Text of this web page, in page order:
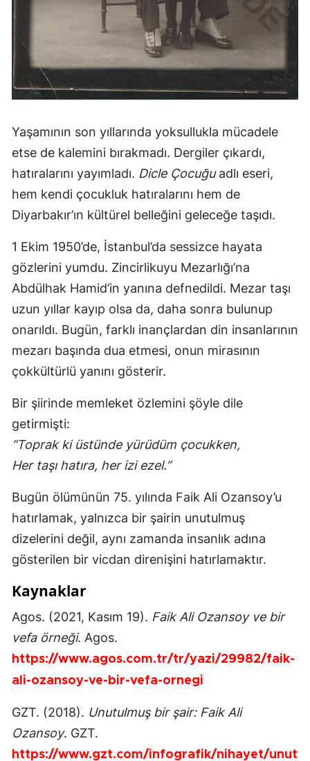
Yaşamının son yıllarında yoksullukla mücadele
etse de kalemini bırakmadı. Dergiler çıkardı,
hatıralarını yayımladı. Dicle Çocuğuadlı eseri,
hem kendi çocukluk hatıralarını hem de
Diyarbakır’ın kültürel belleğini geleceğe taşıdı.
1 Ekim 1950’de, İstanbul’da sessizce hayata
gözlerini yumdu. Zincirlikuyu Mezarlığı’na
Abdülhak Hamid’in yanına defnedildi. Mezar taşı
uzun yıllar kayıp olsa da, daha sonra bulunup
onarıldı. Bugün, farklı inançlardan din insanlarının
mezarı başında dua etmesi, onun mirasının
çokkültürlü yanını gösterir.
Bir şiirinde memleket özlemini şöyle dile
getirmişti:
“Toprak ki üstünde yürüdüm çocukken,
Her taşı hatıra, her izi ezel.”
Bugün ölümünün 75. yılında Faik Ali Ozansoy’u
hatırlamak, yalnızca bir şairin unutulmuş
dizelerini değil, aynı zamanda insanlık adına
gösterilen bir vicdan direnişini hatırlamaktır.
Kaynaklar
Agos. (2021, Kasım 19). Faik Ali Ozansoy ve bir
vefa örneği. Agos.
https://www.agos.com.tr/tr/yazi/29982/faik-
ali-ozansoy-ve-bir-vefa-ornegi
GZT. (2018). Unutulmuş bir şair: Faik Ali
Ozansoy. GZT.
https://www.gzt.com/infografik/nihayet/unut